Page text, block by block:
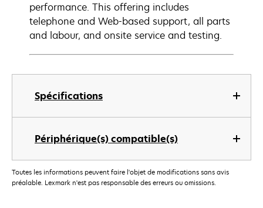
Spécifications
Périphérique(s) compatible(s)
performance. This offering includes
telephone and Web-based support, all parts
and labour, and onsite service and testing.
Toutes les informations peuvent faire l'objet de modifications sans avis
préalable. Lexmark n'est pas responsable des erreurs ou omissions.